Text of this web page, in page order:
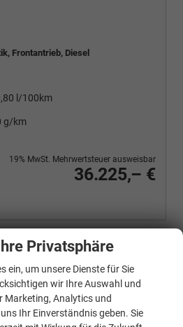
Frontantrieb, Diesel
l/100km
g/km
36.225,– €
19% MwSt. Mehrwertsteuer ausweisbar
drucken
Klimaaut. Kam 7"Display
Privatsphäre
ein, um unsere Dienste für Sie
wir Ihre Auswahl und
Marketing, Analytics und
Ihr Einverständnis geben. Sie